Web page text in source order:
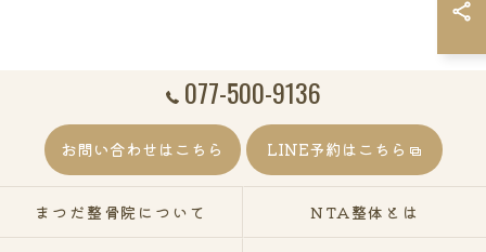
077-500-9136
お問い合わせはこちら LINE予約はこちら
まつだ整骨院について NTA整体とは